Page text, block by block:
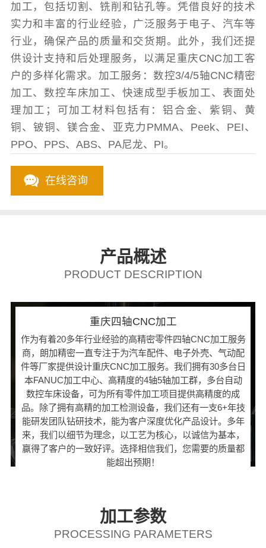
加工，包括切割、铣削和钻孔等。凭借良好的技术
实力和丰富的行业经验，广泛服务于电子、汽车等
行业，确保产品的质量和交货期。此外，我们还提
供设计支持和后处理服务，以满足重庆CNC加工客
户的多样化需求。加工服务：数控3/4/5轴CNC精密
加工、数控车床加工、快速成型手板加工、表面处
理加工；可加工材料包括有：铝合金、紫铜、黄
铜、铍铜、镁合金、亚克力PMMA、Peek、PEI、
PPO、PPS、ABS、PA尼龙、PI。
在线咨询
产品概述
PRODUCT DESCRIPTION
重庆四轴CNC加工
作为有着20多年行业经验的高精密零件四轴CNC加工服务
商，朗加精密一直专注于为汽车配件、电子外壳、气动配
件等厂家提供设计重庆CNC加工服务。我们拥有30多台日
本FANUC加工中心、高精度的4轴5轴加工群，多台自动
数控车床设备，可为所有零件加工项目提供高精度的成
品。除了拥有高精的加工检测设备，我们还有一支6+年技
能研发团队钻研技术，能为客户深度优化产品设计。多年
来，我们以细节为理念，以工艺为核心，以诚信为基本，
赢得了客户的一致好评。选择相信我们，您需要的质量都
能超出预期！
加工参数
PROCESSING PARAMETERS